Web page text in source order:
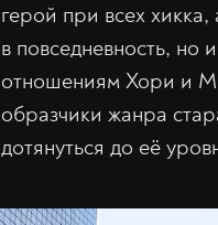
герой при всех
в повседневность,
отношениям Хори и
образчики жанра
дотянуться до её